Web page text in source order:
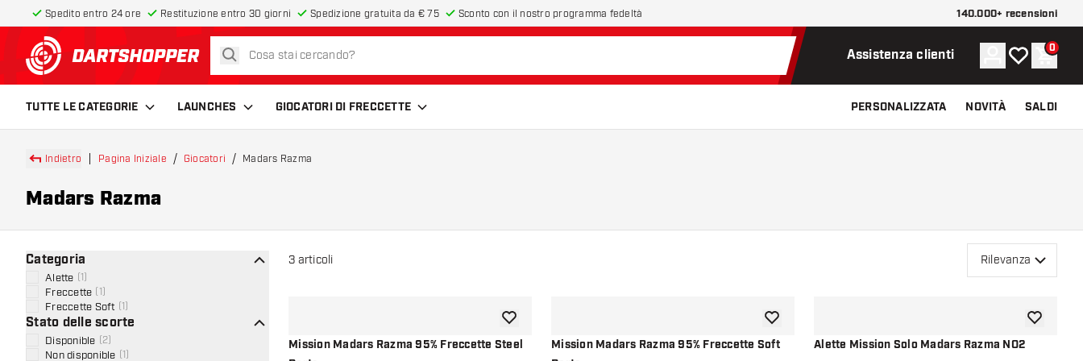
Spedito entro 24 ore Restituzione entro 30 giorni Spedizione gratuita da € 75 Sconto con il nostro programma fedeltà 140.000+ recensioni
torna alla home page
cerca Assistenza clienti Account
La mia lista
0
TUTTE LE CATEGORIE LAUNCHES GIOCATORI DI FRECCETTE PERSONALIZZATA NOVITÀ SALDI
Indietro Pagina Iniziale Giocatori Madars Razma
Madars Razma
Categoria
Alette 1
Freccette 1
Freccette Soft 1
Stato delle scorte
Disponible 2
Non disponible 1
3 articoli Rilevanza
Mission Madars Razma 95% Freccette Steel
aggiungi alla lista dei desideri
Mission Madars Razma 95% Freccette Soft
aggiungi alla lista dei desideri
Alette Mission Solo Madars Razma NO2
aggiungi